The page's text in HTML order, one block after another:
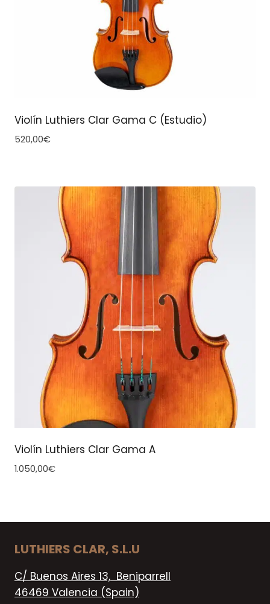
Violín Luthiers Clar Gama C (Estudio)
520,00€
Violín Luthiers Clar Gama A
1.050,00€
LUTHIERS CLAR, S.L.U
C/ Buenos Aires 13, Beniparrell
46469 Valencia (Spain)